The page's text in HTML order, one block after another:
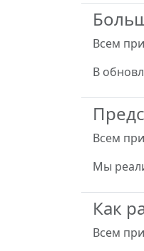
Всем
В
Всем
Мы
Как
Всем